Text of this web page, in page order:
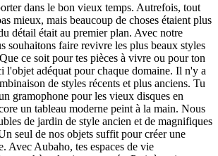
dans le bon vieux temps. Autrefois, tout
mieux, mais beaucoup de choses étaient plus
détail était au premier plan. Avec notre
souhaitons faire revivre les plus beaux styles
ce soit pour tes pièces à vivre ou pour ton
l'objet adéquat pour chaque domaine. Il n'y a
de styles récents et plus anciens. Tu
gramophone pour les vieux disques en
un tableau moderne peint à la main. Nous
de jardin de style ancien et de magnifiques
seul de nos objets suffit pour créer une
Avec Aubaho, tes espaces de vie